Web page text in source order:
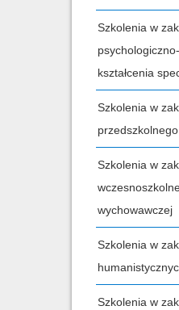
Szkolenia w
kształcenia
Szkolenia w
przedszkolnego
Szkolenia w
wychowawczej
Szkolenia w
Szkolenia w